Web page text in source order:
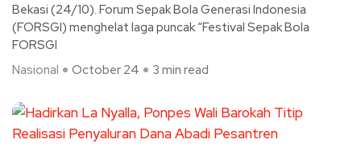
Bekasi (24/10). Forum Sepak Bola Generasi Indonesia
(FORSGI) menghelat laga puncak “Festival Sepak Bola
FORSGI
Nasional
October 24 3 min read